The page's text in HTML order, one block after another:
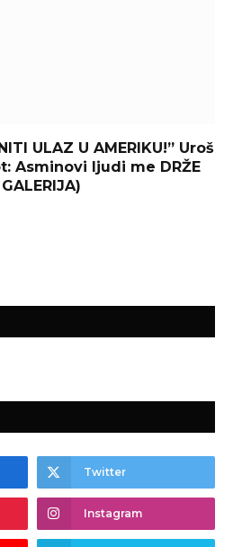
ULAZ U AMERIKU!” Uroš
Asminovi ljudi me DRŽE
Twitter
Instagram